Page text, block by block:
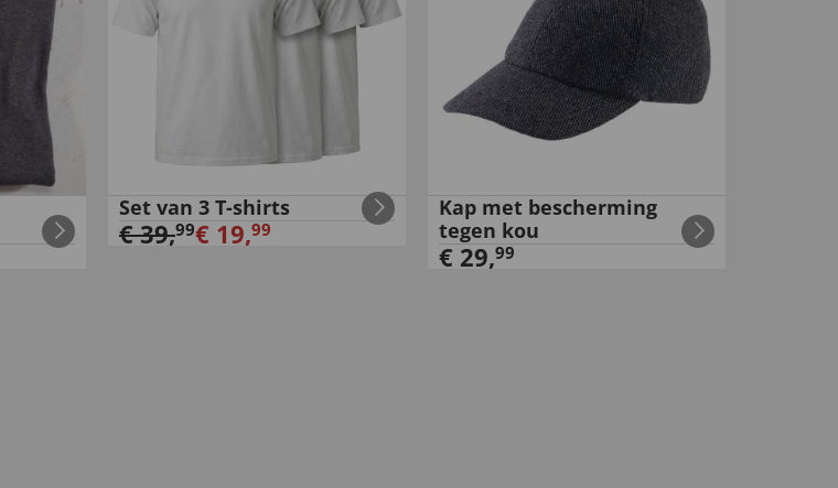
Set van 3 T-shirts
€39,99€ 19,99
Kap met bescherming
tegen kou
€ 29,99